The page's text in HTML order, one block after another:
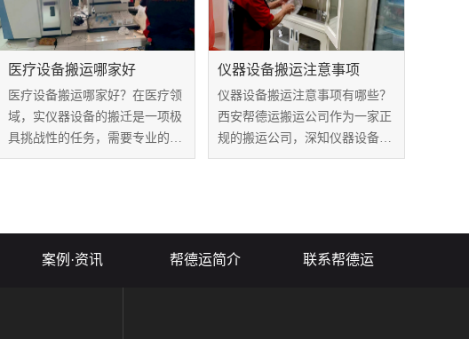
实现工作场所的...
医疗设备搬运哪家好
医疗设备搬运哪家好？在医疗领
域，实仪器设备的搬迁是一项极
具挑战性的任务，需要专业的服
务商来保障设备的安全、高效搬
仪器设备搬运注意事项
仪器设备搬运注意事项有哪些？
西安帮德运搬运公司作为一家正
规的搬运公司，深知仪器设备搬
运的复杂性和重要性。为了确保
案例·资讯 帮德运简介 联系帮德运